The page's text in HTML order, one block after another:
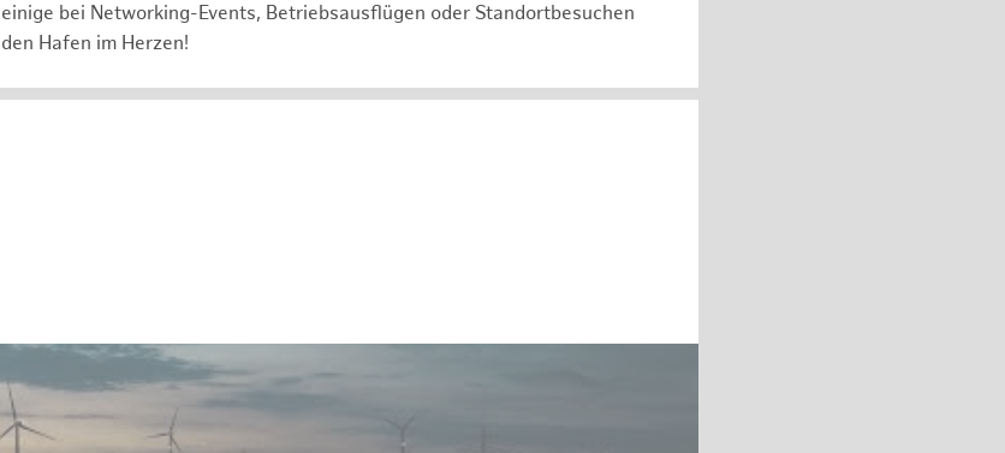
bei Networking-Events, Betriebsausflügen oder Standortbesuchen
Hafen im Herzen!